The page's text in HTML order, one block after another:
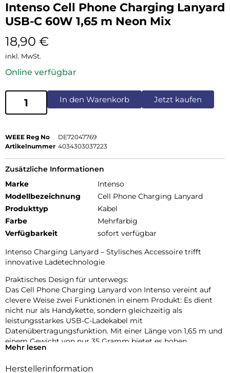
Intenso Cell Phone Charging Lanyard
USB-C 60W 1,65 m Neon Mix
18,90 €
inkl. MwSt.
Online verfügbar
In den Warenkorb Jetzt kaufen
WEEE Reg No
DE72047769
Artikelnummer 4034303037223
Zusätzliche Informationen
Marke
Intenso
Modellbezeichnung
Cell Phone Charging Lanyard
Produkttyp
Kabel
Farbe
Mehrfarbig
Verfügbarkeit
sofort verfügbar
Intenso Charging Lanyard – Stylisches Accessoire trifft
innovative Ladetechnologie
Praktisches Design für unterwegs:
Das Cell Phone Charging Lanyard von Intenso vereint auf
clevere Weise zwei Funktionen in einem Produkt: Es dient
nicht nur als Handykette, sondern gleichzeitig als
leistungsstarkes USB-C-Ladekabel mit
Datenübertragungsfunktion. Mit einer Länge von 1,65 m und
einem Gewicht von nur 35 Gramm bietet es hohen
Tragekomfort und optimale Bewegungsfreiheit – ob beim
Mehr lesen
Herstellerinformation